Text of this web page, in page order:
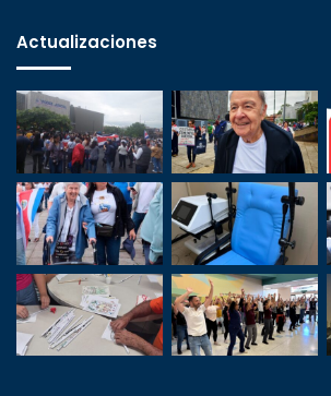
Actualizaciones